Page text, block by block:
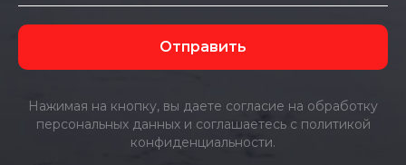
Отправить
Нажимая на кнопку, вы даете согласие на обработку
персональных данных и соглашаетесь c политикой
конфиденциальности.